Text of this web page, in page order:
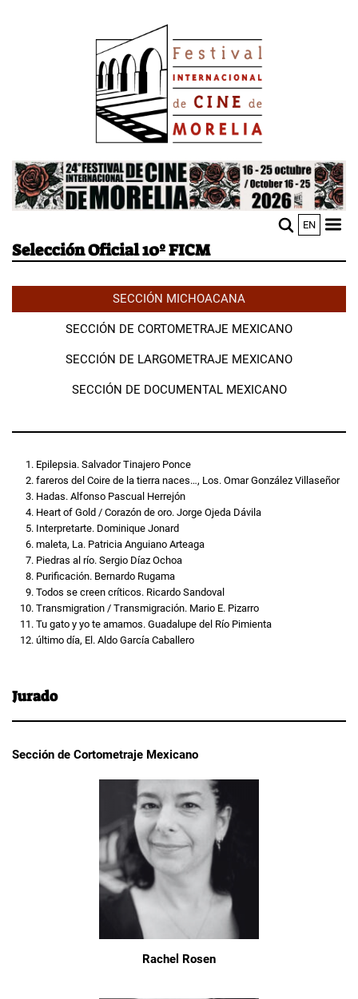
Image
EN
menu
Selección Oficial 10º FICM
SECCIÓN MICHOACANA
SECCIÓN DE CORTOMETRAJE MEXICANO
SECCIÓN DE LARGOMETRAJE MEXICANO
SECCIÓN DE DOCUMENTAL MEXICANO
Epilepsia. Salvador Tinajero Ponce
fareros del Coire de la tierra naces…, Los. Omar González Villaseñor
Hadas. Alfonso Pascual Herrejón
Heart of Gold / Corazón de oro. Jorge Ojeda Dávila
Interpretarte. Dominique Jonard
maleta, La. Patricia Anguiano Arteaga
Piedras al río. Sergio Díaz Ochoa
Purificación. Bernardo Rugama
Todos se creen críticos. Ricardo Sandoval
Transmigration / Transmigración. Mario E. Pizarro
Tu gato y yo te amamos. Guadalupe del Río Pimienta
último día, El. Aldo García Caballero
Jurado
Sección de Cortometraje Mexicano
Rachel Rosen